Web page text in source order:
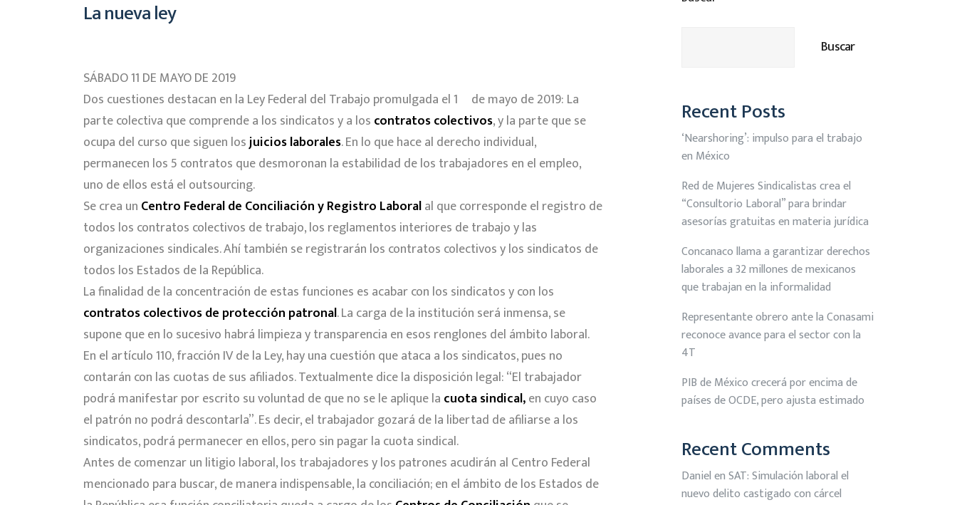
La nueva ley
SÁBADO 11 DE MAYO DE 2019
Dos cuestiones destacan en la Ley Federal del Trabajo promulgada el 1º de mayo de 2019: La
parte colectiva que comprende a los sindicatos y a los contratos colectivos, y la parte que se
ocupa del curso que siguen losjuicios laborales. En lo que hace al derecho individual,
permanecen los 5 contratos que desmoronan la estabilidad de los trabajadores en el empleo,
uno de ellos está el outsourcing.
Se crea un Centro Federal de Conciliación y Registro Laboralal que corresponde el registro de
todos los contratos colectivos de trabajo, los reglamentos interiores de trabajo y las
organizaciones sindicales. Ahí también se registrarán los contratos colectivos y los sindicatos de
todos los Estados de la República.
La finalidad de la concentración de estas funciones es acabar con los sindicatos y con los
contratos colectivos de protección patronal. La carga de la institución será inmensa, se
supone que en lo sucesivo habrá limpieza y transparencia en esos renglones del ámbito laboral.
En el artículo 110, fracción IV de la Ley, hay una cuestión que ataca a los sindicatos, pues no
contarán con las cuotas de sus afiliados. Textualmente dice la disposición legal: “El trabajador
podrá manifestar por escrito su voluntad de que no se le aplique la cuota sindical,en cuyo caso
el patrón no podrá descontarla”. Es decir, el trabajador gozará de la libertad de afiliarse a los
sindicatos, podrá permanecer en ellos, pero sin pagar la cuota sindical.
Antes de comenzar un litigio laboral, los trabajadores y los patrones acudirán al Centro Federal
mencionado para buscar, de manera indispensable, la conciliación; en el ámbito de los Estados de
Buscar
Recent Posts
‘Nearshoring’: impulso para el trabajo
en México
Red de Mujeres Sindicalistas crea el
“Consultorio Laboral” para brindar
asesorías gratuitas en materia jurídica
Concanaco llama a garantizar derechos
laborales a 32 millones de mexicanos
que trabajan en la informalidad
Representante obrero ante la Conasami
reconoce avance para el sector con la
4T
PIB de México crecerá por encima de
países de OCDE, pero ajusta estimado
Recent Comments
DanielenSAT: Simulación laboral el
nuevo delito castigado con cárcel